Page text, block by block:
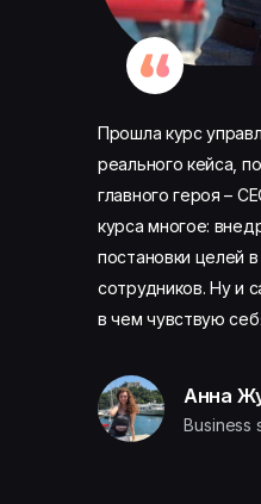
Прошла курс
реального кейса,
главного героя –
курса многое:
постановки целей
сотрудников. Ну и
в чем чувствую
Анна
Business